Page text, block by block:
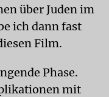
über Juden im
ich dann fast
Film.
Phase.
mit